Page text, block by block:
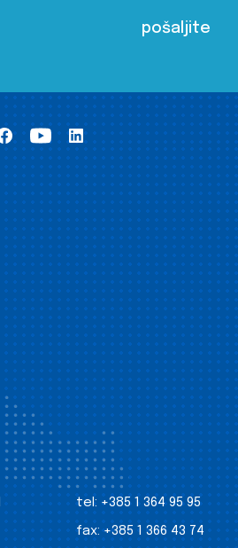
tel: +385 1 364 95 95
fax: +385 1 366 43 74